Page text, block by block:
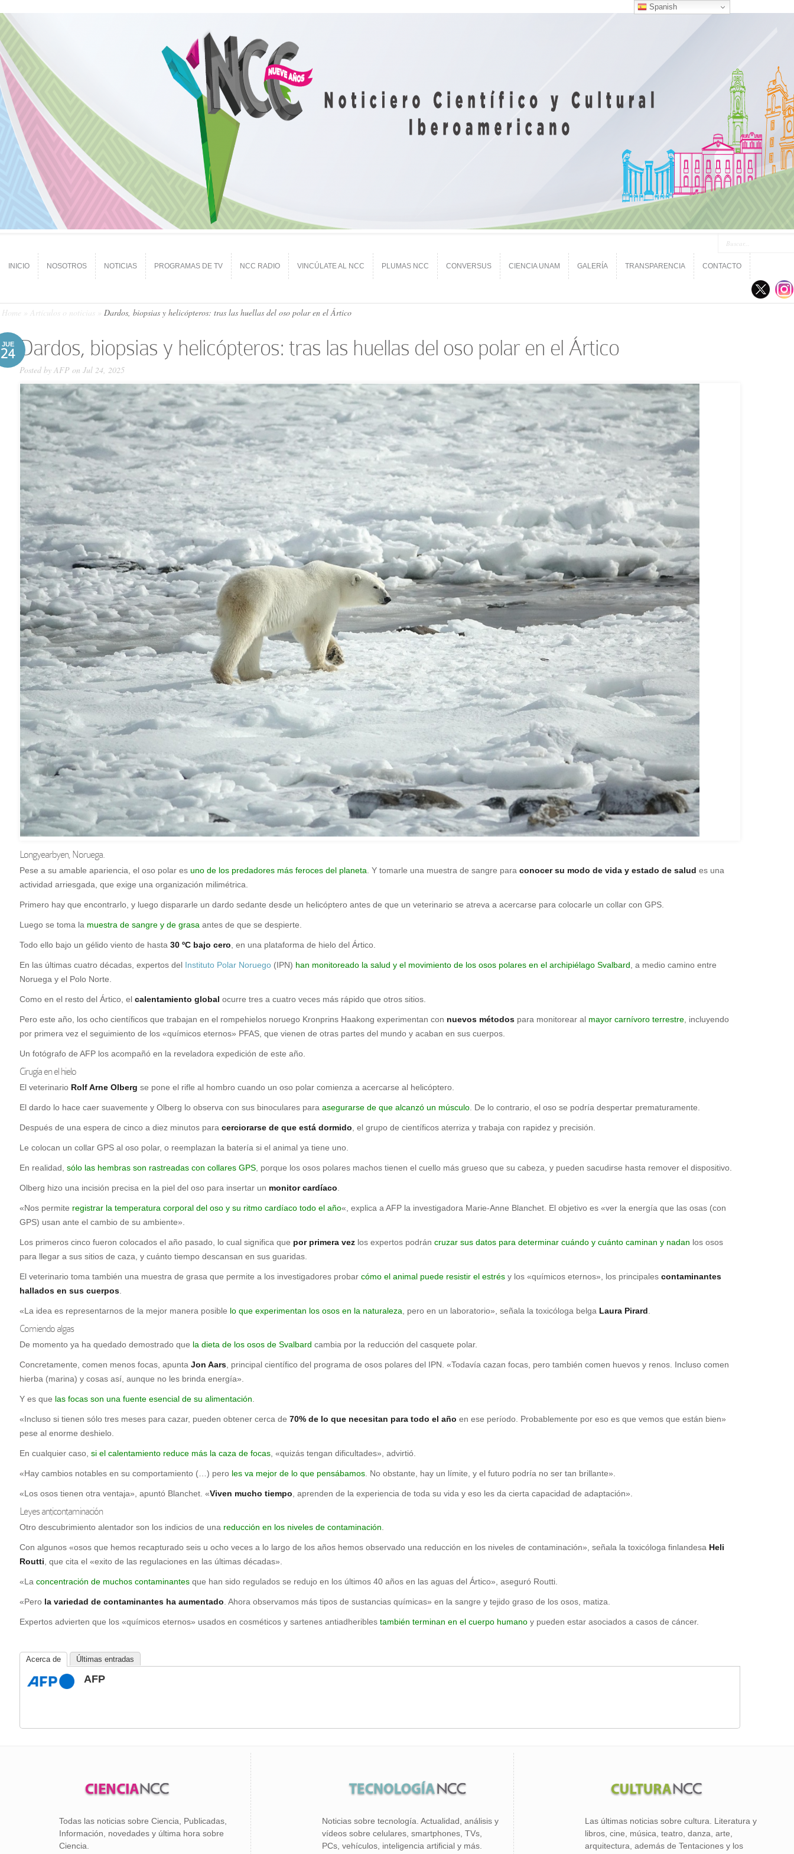
INICIO NOSOTROS NOTICIAS PROGRAMAS DE TV NCC RADIO VINCÚLATE AL NCC PLUMAS NCC CONVERSUS CIENCIA UNAM GALERÍA TRANSPARENCIA CONTACTO
Home Artículos o noticias Dardos, biopsias y helicópteros: tras las huellas del oso polar en el Ártico
JUE
24 Dardos, biopsias y helicópteros: tras las huellas del oso polar en el Ártico
Posted by AFP on Jul 24, 2025
Longyearbyen, Noruega.
Pese a su amable apariencia, el oso polar es uno de los predadores más feroces del planeta. Y tomarle una muestra de sangre para conocer su modo de vida y estado de salud es una
actividad arriesgada, que exige una organización milimétrica.
Primero hay que encontrarlo, y luego dispararle un dardo sedante desde un helicóptero antes de que un veterinario se atreva a acercarse para colocarle un collar con GPS.
Luego se toma la muestra de sangre y de grasa antes de que se despierte.
Todo ello bajo un gélido viento de hasta 30 ºC bajo cero, en una plataforma de hielo del Ártico.
En las últimas cuatro décadas, expertos del Instituto Polar Noruego (IPN) han monitoreado la salud y el movimiento de los osos polares en el archipiélago Svalbard, a medio camino entre
Noruega y el Polo Norte.
Como en el resto del Ártico, el calentamiento global ocurre tres a cuatro veces más rápido que otros sitios.
Pero este año, los ocho científicos que trabajan en el rompehielos noruego Kronprins Haakong experimentan con nuevos métodos para monitorear al mayor carnívoro terrestre, incluyendo
por primera vez el seguimiento de los «químicos eternos» PFAS, que vienen de otras partes del mundo y acaban en sus cuerpos.
Un fotógrafo de AFP los acompañó en la reveladora expedición de este año.
Cirugía en el hielo
El veterinario Rolf Arne Olberg se pone el rifle al hombro cuando un oso polar comienza a acercarse al helicóptero.
El dardo lo hace caer suavemente y Olberg lo observa con sus binoculares para asegurarse de que alcanzó un músculo. De lo contrario, el oso se podría despertar prematuramente.
Después de una espera de cinco a diez minutos para cerciorarse de que está dormido, el grupo de científicos aterriza y trabaja con rapidez y precisión.
Le colocan un collar GPS al oso polar, o reemplazan la batería si el animal ya tiene uno.
En realidad, sólo las hembras son rastreadas con collares GPS, porque los osos polares machos tienen el cuello más grueso que su cabeza, y pueden sacudirse hasta remover el dispositivo.
Olberg hizo una incisión precisa en la piel del oso para insertar un monitor cardíaco.
«Nos permite registrar la temperatura corporal del oso y su ritmo cardíaco todo el año«, explica a AFP la investigadora Marie-Anne Blanchet. El objetivo es «ver la energía que las osas (con
GPS) usan ante el cambio de su ambiente».
Los primeros cinco fueron colocados el año pasado, lo cual significa que por primera vez los expertos podrán cruzar sus datos para determinar cuándo y cuánto caminan y nadan los osos
para llegar a sus sitios de caza, y cuánto tiempo descansan en sus guaridas.
El veterinario toma también una muestra de grasa que permite a los investigadores probar cómo el animal puede resistir el estrés y los «químicos eternos», los principales contaminantes
hallados en sus cuerpos.
«La idea es representarnos de la mejor manera posible lo que experimentan los osos en la naturaleza, pero en un laboratorio», señala la toxicóloga belga Laura Pirard.
Comiendo algas
De momento ya ha quedado demostrado que la dieta de los osos de Svalbard cambia por la reducción del casquete polar.
Concretamente, comen menos focas, apunta Jon Aars, principal científico del programa de osos polares del IPN. «Todavía cazan focas, pero también comen huevos y renos. Incluso comen
hierba (marina) y cosas así, aunque no les brinda energía».
Y es que las focas son una fuente esencial de su alimentación.
«Incluso si tienen sólo tres meses para cazar, pueden obtener cerca de 70% de lo que necesitan para todo el año en ese período. Probablemente por eso es que vemos que están bien»
pese al enorme deshielo.
En cualquier caso, si el calentamiento reduce más la caza de focas, «quizás tengan dificultades», advirtió.
«Hay cambios notables en su comportamiento (…) pero les va mejor de lo que pensábamos. No obstante, hay un límite, y el futuro podría no ser tan brillante».
«Los osos tienen otra ventaja», apuntó Blanchet. «Viven mucho tiempo, aprenden de la experiencia de toda su vida y eso les da cierta capacidad de adaptación».
Leyes anticontaminación
Otro descubrimiento alentador son los indicios de una reducción en los niveles de contaminación.
Con algunos «osos que hemos recapturado seis u ocho veces a lo largo de los años hemos observado una reducción en los niveles de contaminación», señala la toxicóloga finlandesa Heli
Routti, que cita el «exito de las regulaciones en las últimas décadas».
«La concentración de muchos contaminantes que han sido regulados se redujo en los últimos 40 años en las aguas del Ártico», aseguró Routti.
«Pero la variedad de contaminantes ha aumentado. Ahora observamos más tipos de sustancias químicas» en la sangre y tejido graso de los osos, matiza.
Expertos advierten que los «químicos eternos» usados en cosméticos y sartenes antiadheribles también terminan en el cuerpo humano y pueden estar asociados a casos de cáncer.
Acerca de Últimas entradas
AFP
Todas las noticias sobre Ciencia, Publicadas,
Información, novedades y última hora sobre
Ciencia.
Noticias sobre tecnología. Actualidad, análisis y
vídeos sobre celulares, smartphones, TVs,
PCs, vehículos, inteligencia artificial y más.
Las últimas noticias sobre cultura. Literatura y
libros, cine, música, teatro, danza, arte,
arquitectura, además de Tentaciones y los
Spanish